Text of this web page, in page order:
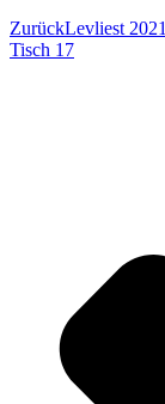
ZurückLevliest 2021
Tisch 17